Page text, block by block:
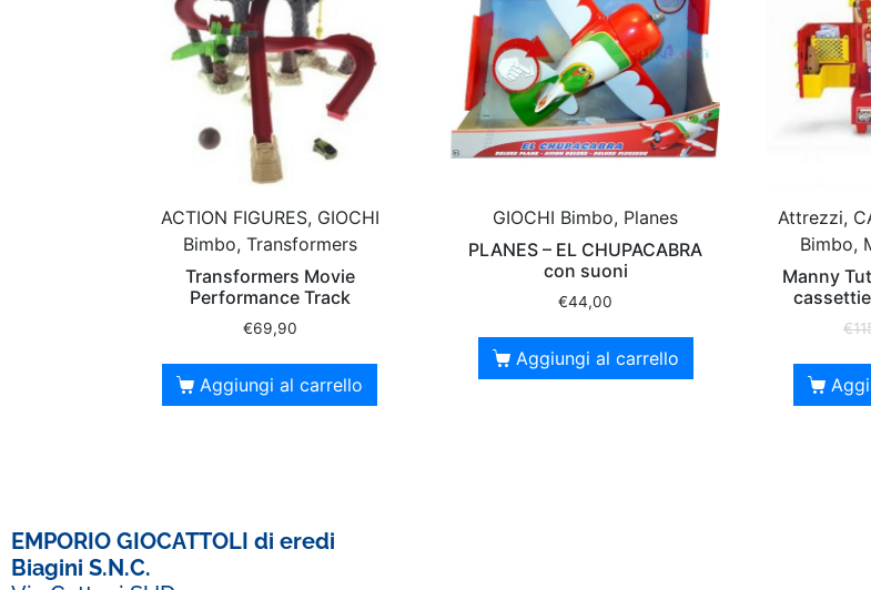
ACTION FIGURES, GIOCHI
Bimbo, Transformers
Transformers Movie
Performance Track
€69,90
Aggiungi al carrello
GIOCHI Bimbo, Planes
PLANES – EL CHUPACABRA
con suoni
€44,00
Aggiungi al carrello
Attrezzi,
Bimbo,
Manny
€
EMPORIO GIOCATTOLI di eredi
Biagini S.N.C.